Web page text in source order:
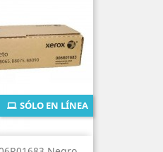
SÓLO EN LÍNEA